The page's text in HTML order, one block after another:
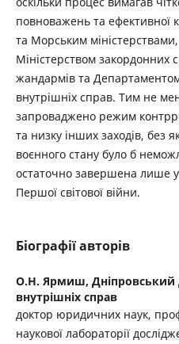
повноважень та ефективної
та Морським
Міністерством
жандармів та Департаментом
внутрішніх справ. Тим не
запроваджено режим
та низку інших заходів, без
воєнного стану було б
остаточно завершена лише
Першої світової війни.
Біографії авторів
О.Н. Ярмиш, Дніпровський
внутрішніх справ
доктор юридичних наук,
наукової лабораторії